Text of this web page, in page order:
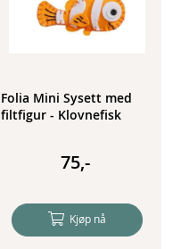
Folia Mini Sysett med
filtfigur - Klovnefisk
75,-
Kjøp nå